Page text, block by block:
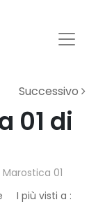
Successivo
01 di
Marostica 01
I più visti a :